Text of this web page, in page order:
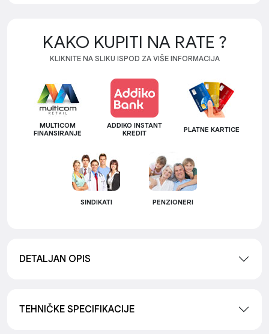
KAKO KUPITI NA RATE ?
KLIKNITE NA SLIKU ISPOD ZA VIŠE INFORMACIJA
MULTICOM
FINANSIRANJE
ADDIKO INSTANT
KREDIT
PLATNE KARTICE
SINDIKATI PENZIONERI
DETALJAN OPIS
TEHNIČKE SPECIFIKACIJE